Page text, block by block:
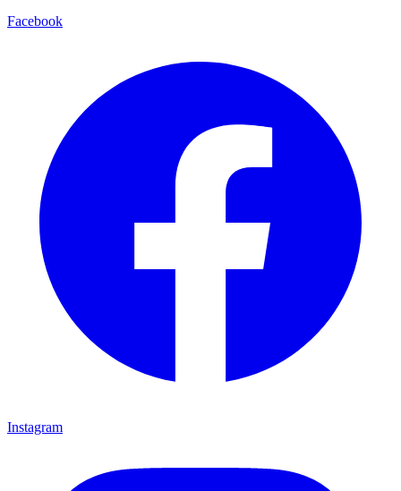
Facebook
Instagram